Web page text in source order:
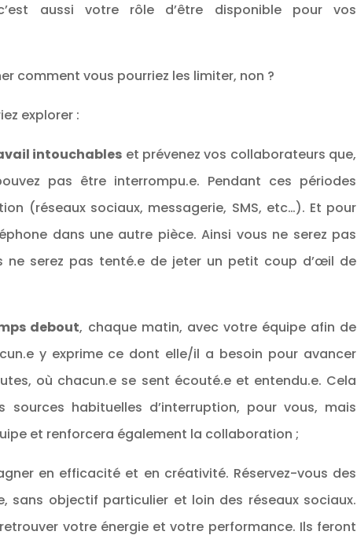
aussi votre rôle d’être disponible pour vos
comment vous pourriez les limiter, non ?
explorer :
intouchables et prévenez vos collaborateurs que,
pas être interrompu.e. Pendant ces périodes
(réseaux sociaux, messagerie, SMS, etc…). Et pour
dans une autre pièce. Ainsi vous ne serez pas
ne serez pas tenté.e de jeter un petit coup d’œil de
debout, chaque matin, avec votre équipe afin de
y exprime ce dont elle/il a besoin pour avancer
où chacun.e se sent écouté.e et entendu.e. Cela
habituelles d’interruption, pour vous, mais
et renforcera également la collaboration ;
en efficacité et en créativité. Réservez-vous des
sans objectif particulier et loin des réseaux sociaux.
votre énergie et votre performance. Ils feront